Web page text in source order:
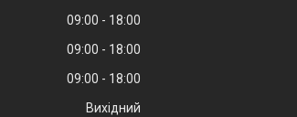
09:00
18:00
09:00
18:00
09:00
18:00
Вихідний